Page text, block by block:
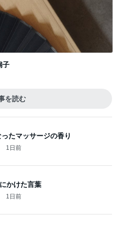
子
を読む
たマッサージの香り
1日前
かけた言葉
1日前